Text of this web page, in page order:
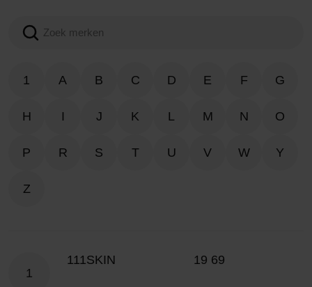
1 A B C D E F G
H I J K L M N O
P R S T U V W Y
Z
1
111SKIN 19 69